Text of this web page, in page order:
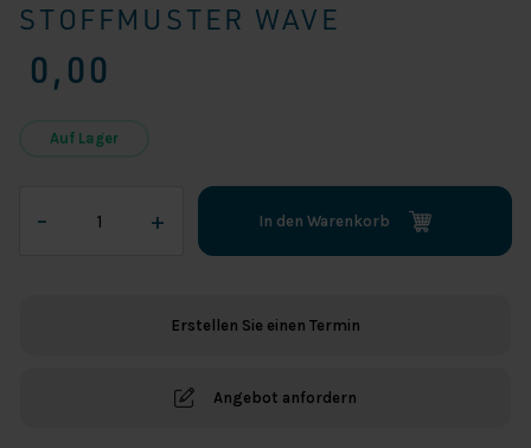
STOFFMUSTER WAVE
0,00
Auf Lager
–
Wave
+ In den Warenkorb
Erstellen Sie einen Termin
Angebot anfordern